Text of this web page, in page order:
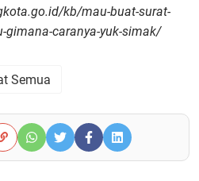
kb/mau-buat-surat-
gimana-caranya-yuk-simak/
Semua